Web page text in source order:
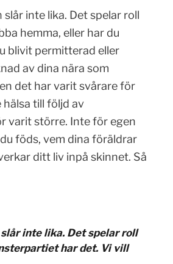
inte lika. Det spelar roll
hemma, eller har du
blivit permitterad eller
av dina nära som
det har varit svårare för
till följd av
varit större. Inte för egen
föds, vem dina föräldrar
ditt liv inpå skinnet. Så
inte lika. Det spelar roll
har det. Vi vill